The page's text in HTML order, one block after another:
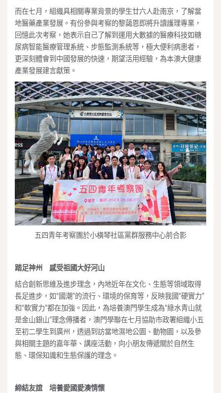
而在七月，組織具相關專業背景的學生廿六人赴南京，了解當
地醫藥產業發展。有份參與考察的黎藹恩即將升讀護理專業，
回憶此次考察，她表示自己了解到運用大數據的醫療科技如糖
尿病智能醫療管理系統、步態監測系統等，極大便利病患者，
更深刻體會到中國發展的快速，期望活用經驗，為本澳大健康
產業發展建言獻策。
五四青年考察團於小橫琴社區黨群服務中心前合影
踏足神州 感受祖國大好河山
結合創新思維及進步理念，內地近年在文化、生態等領域取得
長足進步，如“國潮”的流行、環境的保育等，反映我國“硬實力”
和“軟實力”都在加強。因此，為培養澳門學生成為“綠水青山就
是金山銀山”理念傳播者，澳門學聯在七月協助市政署組織小五
至初二學生到廣州，透過到訪當地濕地公園、動物園，以及參
與相關主題的嘉年華、講座活動，向小朋友傳遞關於自然生
態、環保知識和生態保護的理念。
締結友誼 培養愛國愛澳情懷